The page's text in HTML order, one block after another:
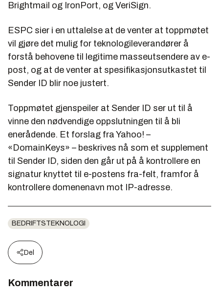
Brightmail og IronPort, og VeriSign.
ESPC sier i en uttalelse at de venter at toppmøtet
vil gjøre det mulig for teknologileverandører å
forstå behovene til legitime masseutsendere av e-
post, og at de venter at spesifikasjonsutkastet til
Sender ID blir noe justert.
Toppmøtet gjenspeiler at Sender ID ser ut til å
vinne den nødvendige oppslutningen til å bli
enerådende. Et forslag fra Yahoo! –
«DomainKeys» – beskrives nå som et supplement
til Sender ID, siden den går ut på å kontrollere en
signatur knyttet til e-postens fra-felt, framfor å
kontrollere domenenavn mot IP-adresse.
BEDRIFTSTEKNOLOGI
Del
Kommentarer